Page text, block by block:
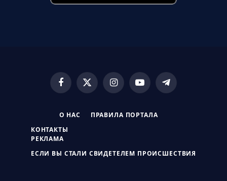
Facebook
X
InstagramYouTubeTelegram
О НАС ПРАВИЛА ПОРТАЛА
КОНТАКТЫ
РЕКЛАМА
ЕСЛИ ВЫ СТАЛИ СВИДЕТЕЛЕМ ПРОИСШЕСТВИЯ